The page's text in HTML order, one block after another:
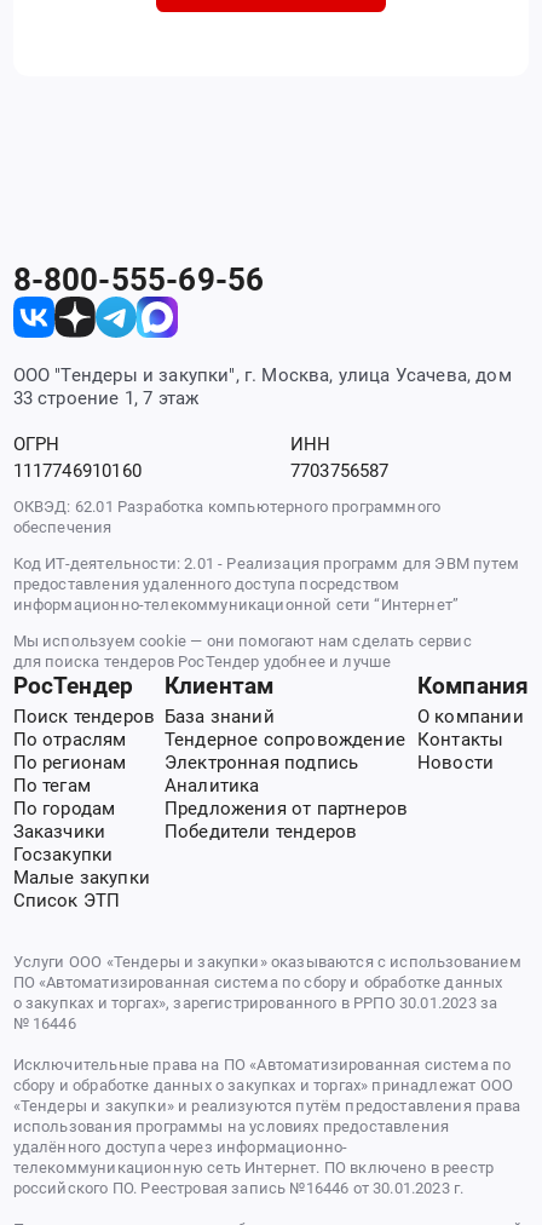
8-800-555-69-56
ООО "Тендеры и закупки", г. Москва, улица Усачева, дом
33 строение 1, 7 этаж
ОГРН
1117746910160
ИНН
7703756587
ОКВЭД: 62.01 Разработка компьютерного программного
обеспечения
Код ИТ-деятельности: 2.01 - Реализация программ для ЭВМ путем
предоставления удаленного доступа посредством
информационно-телекоммуникационной сети “Интернет”
Мы используем cookie — они помогают нам сделать сервис
для поиска тендеров РосТендер удобнее и лучше
РосТендер
Поиск тендеров
По отраслям
По регионам
По тегам
По городам
Заказчики
Госзакупки
Малые закупки
Список ЭТП
Клиентам
База знаний
Тендерное сопровождение
Электронная подпись
Аналитика
Предложения от партнеров
Победители тендеров
Компания
О компании
Контакты
Новости
Услуги ООО «Тендеры и закупки» оказываются с использованием
ПО «Автоматизированная система по сбору и обработке данных
о закупках и торгах», зарегистрированного в РРПО 30.01.2023 за
№ 16446
Исключительные права на ПО «Автоматизированная система по
сбору и обработке данных о закупках и торгах» принадлежат ООО
«Тендеры и закупки» и реализуются путём предоставления права
использования программы на условиях предоставления
удалённого доступа через информационно-
телекоммуникационную сеть Интернет. ПО включено в реестр
российского ПО. Реестровая запись №16446 от 30.01.2023 г.